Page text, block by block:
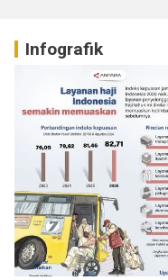
Infografik